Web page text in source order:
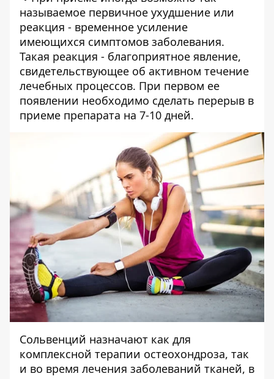
называемое первичное ухудшение или
реакция - временное усиление
имеющихся симптомов заболевания.
Такая реакция - благоприятное явление,
свидетельствующее об активном течение
лечебных процессов. При первом ее
появлении необходимо сделать перерыв в
приеме препарата на 7-10 дней.
Сольвенций назначают как для
комплексной терапии остеохондроза, так
и во время лечения заболеваний тканей, в